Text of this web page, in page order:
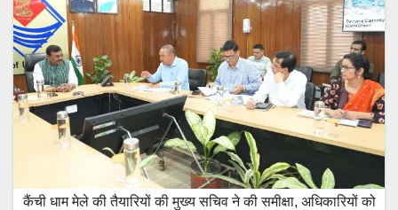
कैंची धाम मेले की तैयारियों की मुख्य सचिव ने की समीक्षा, अधिकारियों को